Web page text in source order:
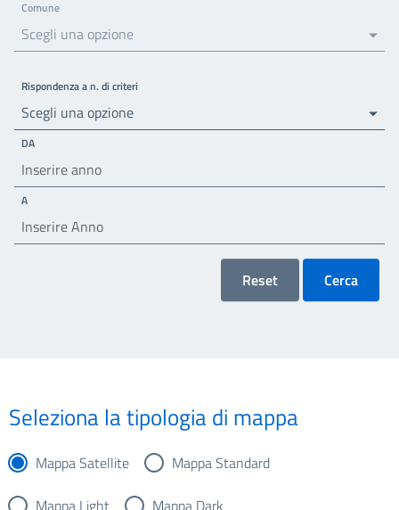
Comune
Scegli una opzione
Rispondenza a n. di criteri
Scegli una opzione
DA
A
Reset Cerca
Seleziona la tipologia di mappa
Mappa Satellite
Mappa Standard
Mappa Light
Mappa Dark